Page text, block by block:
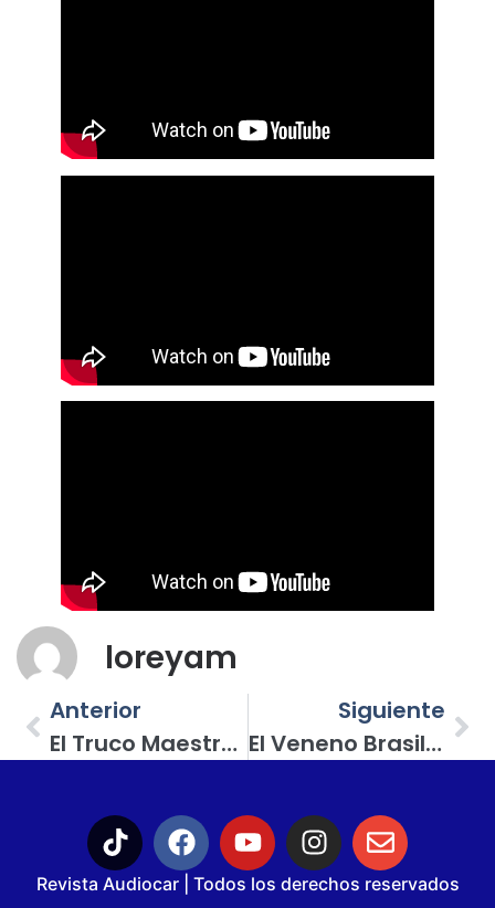
loreyam
Anterior
El Truco Maestro De Los Mil Pesos: Análisis Del Pioneer MVH-S325BT (Y El Secreto Del Bajo Directo)
Siguiente
El Veneno Brasileño Que Las Cajuelas Mexas Necesitaban: Amplificador Taramps Bass 1200
Revista Audiocar | Todos los derechos reservados